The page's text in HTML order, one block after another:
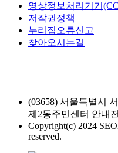
영상정보처리기기
저작권정책
누리집오류신고
찾아오시는길
(03658) 서울특별시
제2동주민센터 안내
Copyright(c) 2024
reserved.